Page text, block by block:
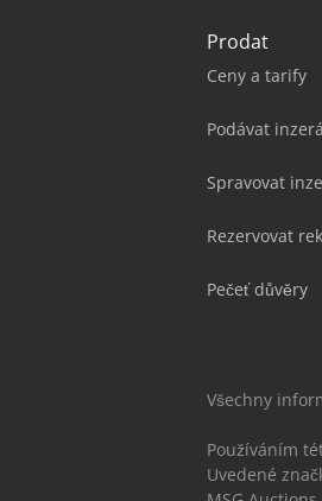
Prodat
Ceny a tarify
Podávat
Spravovat
Rezervovat
Pečeť důvěry
Všechny
Používáním
Uvedené